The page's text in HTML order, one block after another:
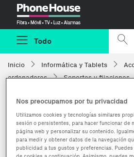
Todo
Inicio Informática y Tablets
ordenadores
Soportes y fijaciones
Nos preocupamos por tu privacidad
Utilizamos cookies y tecnologías similares
sesión o persistentes, para hacer funcionar de
página web y personalizar su contenido.
para medir y obtener datos de la navegación
publicidad a tus gustos y preferencias.